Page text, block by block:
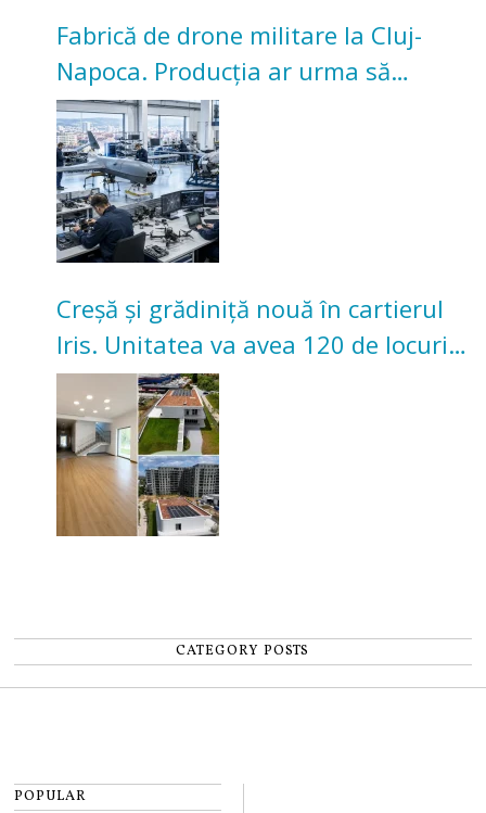
Fabrică de drone militare la Cluj-
Napoca. Producția ar urma să
înceapă în toamna acestui an
Creșă și grădiniță nouă în cartierul
Iris. Unitatea va avea 120 de locuri
pentru copii
CATEGORY POSTS
POPULAR